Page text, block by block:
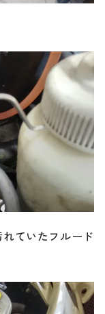
ていたフルード